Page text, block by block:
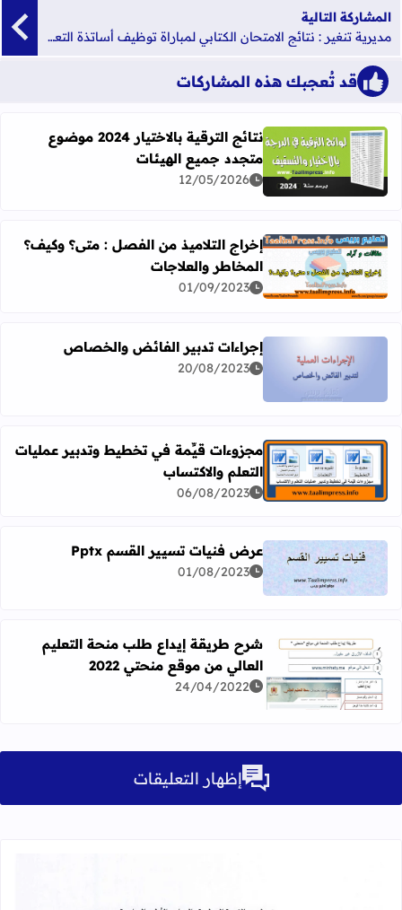
المشاركة التالية
مديرية تنغير : نتائج الامتحان الكتابي لمباراة توظيف أساتذة التعليم الابتدائي بموجب عقود دورة يونيو 2017
قد تُعجبك هذه المشاركات
اقرأ المزيد عن نتائج الترقية بالاختيار 2024 موضوع متجدد جميع الهيئات
نتائج الترقية بالاختيار 2024 موضوع
متجدد جميع الهيئات
12/05/2026
اقرأ المزيد عن إخراج التلاميذ من الفصل : متى؟ وكيف؟
إخراج التلاميذ من الفصل : متى؟ وكيف؟
المخاطر والعلاجات
01/09/2023
اقرأ المزيد عن إجراءات تدبير الفائض والخصاص
إجراءات تدبير الفائض والخصاص
20/08/2023
اقرأ المزيد عن مجزوءات قيِّمة في تخطيط وتدبير عمليات
مجزوءات قيِّمة في تخطيط وتدبير عمليات
التعلم والاكتساب
06/08/2023
اقرأ المزيد عن عرض فنيات تسيير القسم Pptx
عرض فنيات تسيير القسم Pptx
01/08/2023
اقرأ المزيد عن شرح طريقة إيداع طلب منحة التعليم العالي من
شرح طريقة إيداع طلب منحة التعليم
العالي من موقع منحتي 2022
24/04/2022
إظهار التعليقات